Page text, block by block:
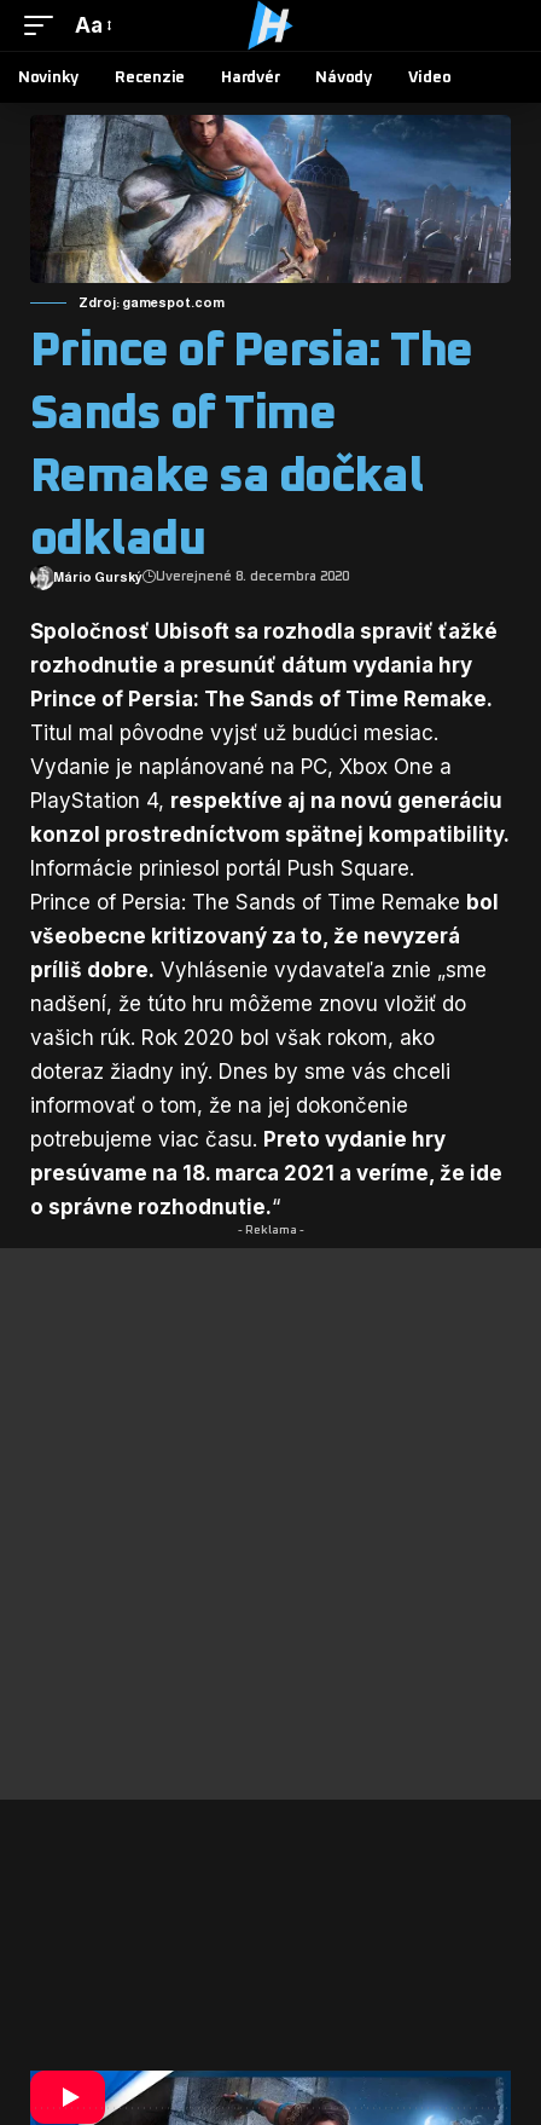
Aa
Novinky Recenzie Hardvér Návody Video
Zdroj: gamespot.com
Prince of Persia: The
Sands of Time
Remake sa dočkal
odkladu
Mário Gurský Uverejnené 8. decembra 2020
Spoločnosť Ubisoft sa rozhodla spraviť ťažké
rozhodnutie a presunúť dátum vydania hry
Prince of Persia: The Sands of Time Remake.
Titul mal pôvodne vyjsť už budúci mesiac.
Vydanie je naplánované na PC, Xbox One a
PlayStation 4, respektíve aj na novú generáciu
konzol prostredníctvom spätnej kompatibility.
Informácie priniesol portál Push Square.
Prince of Persia: The Sands of Time Remake bol
všeobecne kritizovaný za to, že nevyzerá
príliš dobre. Vyhlásenie vydavateľa znie „sme
nadšení, že túto hru môžeme znovu vložiť do
vašich rúk. Rok 2020 bol však rokom, ako
doteraz žiadny iný. Dnes by sme vás chceli
informovať o tom, že na jej dokončenie
potrebujeme viac času. Preto vydanie hry
presúvame na 18. marca 2021 a veríme, že ide
o správne rozhodnutie.“
- Reklama -